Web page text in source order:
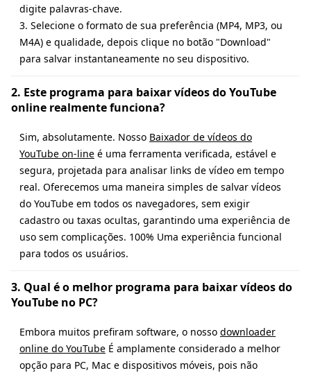
digite palavras-chave.
3. Selecione o formato de sua preferência (MP4, MP3, ou
M4A) e qualidade, depois clique no botão "Download"
para salvar instantaneamente no seu dispositivo.
2. Este programa para baixar vídeos do YouTube
online realmente funciona?
Sim, absolutamente. Nosso Baixador de vídeos do
YouTube on-line é uma ferramenta verificada, estável e
segura, projetada para analisar links de vídeo em tempo
real. Oferecemos uma maneira simples de salvar vídeos
do YouTube em todos os navegadores, sem exigir
cadastro ou taxas ocultas, garantindo uma experiência de
uso sem complicações. 100% Uma experiência funcional
para todos os usuários.
3. Qual é o melhor programa para baixar vídeos do
YouTube no PC?
Embora muitos prefiram software, o nosso downloader
online do YouTube É amplamente considerado a melhor
opção para PC, Mac e dispositivos móveis, pois não